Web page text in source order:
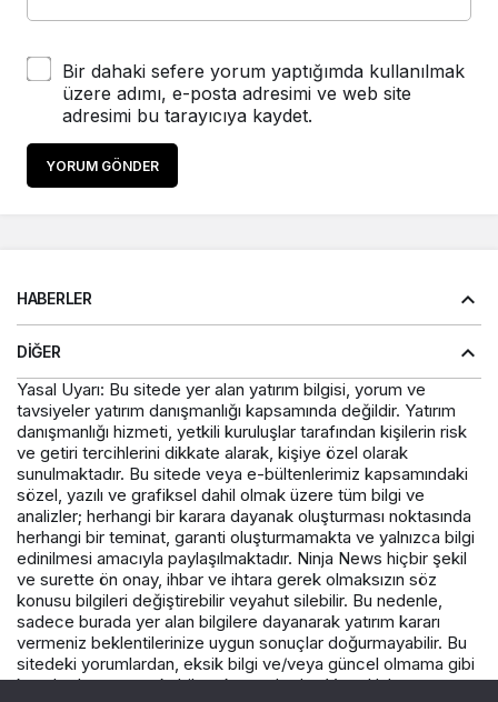
Bir dahaki sefere yorum yaptığımda kullanılmak
üzere adımı, e-posta adresimi ve web site
adresimi bu tarayıcıya kaydet.
YORUM GÖNDER
HABERLER
DIĞER
Yasal Uyarı: Bu sitede yer alan yatırım bilgisi, yorum ve
tavsiyeler yatırım danışmanlığı kapsamında değildir. Yatırım
danışmanlığı hizmeti, yetkili kuruluşlar tarafından kişilerin risk
ve getiri tercihlerini dikkate alarak, kişiye özel olarak
sunulmaktadır. Bu sitede veya e-bültenlerimiz kapsamındaki
sözel, yazılı ve grafiksel dahil olmak üzere tüm bilgi ve
analizler; herhangi bir karara dayanak oluşturması noktasında
herhangi bir teminat, garanti oluşturmamakta ve yalnızca bilgi
edinilmesi amacıyla paylaşılmaktadır. Ninja News hiçbir şekil
ve surette ön onay, ihbar ve ihtara gerek olmaksızın söz
konusu bilgileri değiştirebilir veyahut silebilir. Bu nedenle,
sadece burada yer alan bilgilere dayanarak yatırım kararı
vermeniz beklentilerinize uygun sonuçlar doğurmayabilir. Bu
sitedeki yorumlardan, eksik bilgi ve/veya güncel olmama gibi
konularda ortaya çıkabilecek zararlardan Varış Haber ve